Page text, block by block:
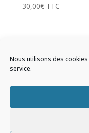
Nous utilisons des
service.
30,00€ TTC
© 2026 Sentir
légales|
Politique de